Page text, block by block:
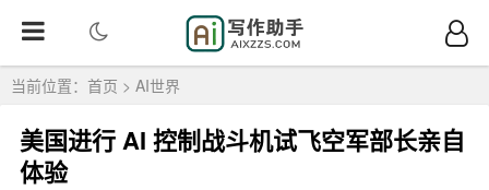
当前位置： 首页 > AI世界
美国进行 AI 控制战斗机试飞空军部长亲自
体验